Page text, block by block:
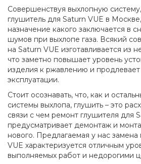
Совершенствуя выхлопную
глушитель для Saturn VUE в
назначение какого заключается в
шумов при выхлопе газа. Всякий
на Saturn VUE изготавливается из
что заметно повышает уровень
изделия к ржавлению и продлевает
эксплуатации.
Стоит осознавать, что, как и
системы выхлопа, глушить – это
связи с чем ремонт глушителя для
предусматривает демонтаж и
нового. Предлагаемая у нас
VUE характеризуется отличным
выполняемых работ и недорогими